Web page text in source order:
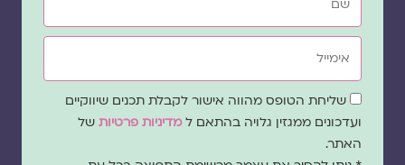
אימייל
שדה
הסכמה
שליחת הטופס מהווה אישור לקבלת תכנים שיווקיים
ועדכונים ממגזין גלויה בהתאם למדיניות פרטיות של
האתר.